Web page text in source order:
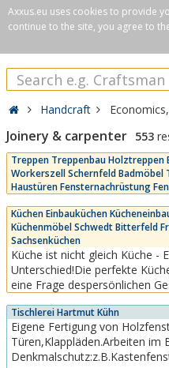
Axxus.eu uses cookies to provide
continue to the site, you agree to
Handcraft
Joinery & carpenter 553
Treppen Treppenbau
Workerszell Schernfeld Badmöbel
Haustüren Fensternachrüstung
Küchen Einbauküchen
Küchenmöbel Schwedt Bitterfeld
Sachsenküchen
Küche ist nicht gleich Küche -
Unterschied!Die perfekte
eine Frage despersönlichen
Qualitäts-Einbauküchen lassen
unterschiedlichsten Wünsche
Kunden hinsichtlich Design
erfüllen....
Tischlerei Hartmut Kühn
Eigene Fertigung von
Türen,Klappläden.Arbeiten im